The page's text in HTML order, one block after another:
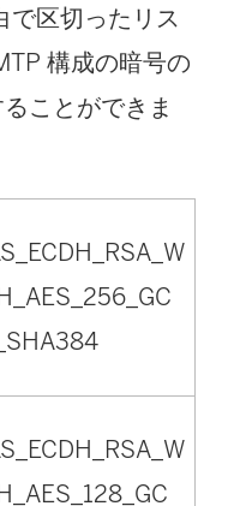
で区切ったリス
構成の暗号の
ことができま